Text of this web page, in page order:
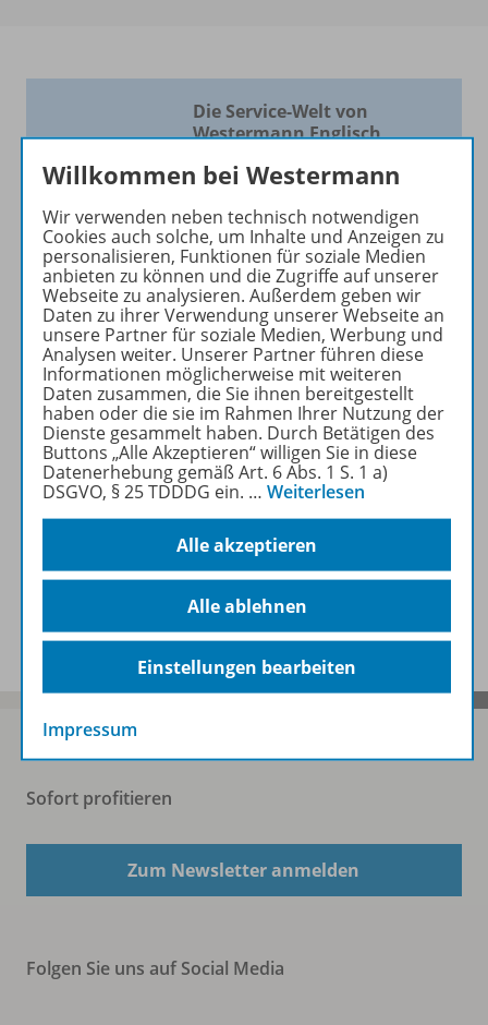
Die Service-Welt von
Westermann Englisch
Über 400 kostenlose
vielfältigen
Englischunterricht:
Arbeitsblätter,
Kopiervorlagen, Videos und
Podcast-Episoden.
Mehr Informationen
Informationen
Sofort profitieren
Zum Newsletter anmelden
Folgen Sie uns auf Social Media
Willkommen bei Westermann
Wir verwenden neben technisch notwendigen
Cookies auch solche, um Inhalte und Anzeigen zu
personalisieren, Funktionen für soziale Medien
anbieten zu können und die Zugriffe auf unserer
Webseite zu analysieren. Außerdem geben wir
Daten zu ihrer Verwendung unserer Webseite an
unsere Partner für soziale Medien, Werbung und
Analysen weiter. Unserer Partner führen diese
Informationen möglicherweise mit weiteren
Daten zusammen, die Sie ihnen bereitgestellt
haben oder die sie im Rahmen Ihrer Nutzung der
Dienste gesammelt haben. Durch Betätigen des
Buttons „Alle Akzeptieren“ willigen Sie in diese
Datenerhebung gemäß Art. 6 Abs. 1 S. 1 a)
DSGVO, § 25 TDDDG ein. … Weiterlesen
Alle akzeptieren
Alle ablehnen
Einstellungen bearbeiten
Impressum